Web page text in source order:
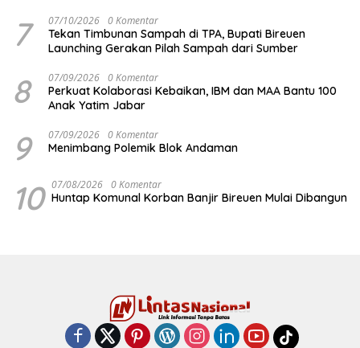
7 07/10/2026 0 Komentar
Tekan Timbunan Sampah di TPA, Bupati Bireuen
Launching Gerakan Pilah Sampah dari Sumber
8 07/09/2026 0 Komentar
Perkuat Kolaborasi Kebaikan, IBM dan MAA Bantu 100
Anak Yatim Jabar
9 07/09/2026 0 Komentar
Menimbang Polemik Blok Andaman
10 07/08/2026 0 Komentar
Huntap Komunal Korban Banjir Bireuen Mulai Dibangun